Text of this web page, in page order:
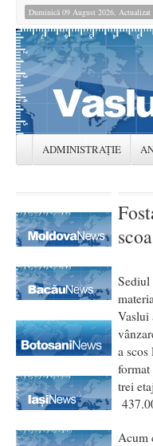
Duminică 09 August 2026,
ADMINISTRAȚIE
Sediul
Vaslui
a
trei
Acum